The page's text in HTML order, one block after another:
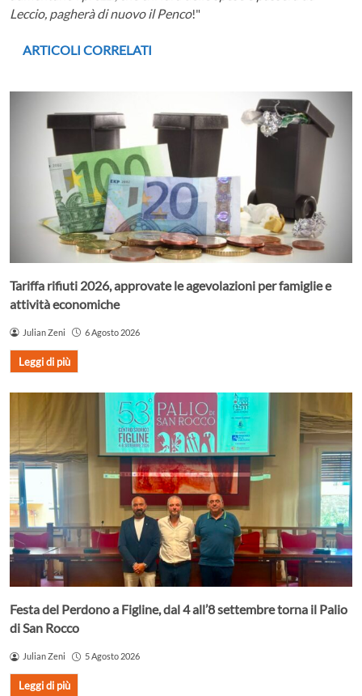
Leccio, pagherà di nuovo il Penco!"
ARTICOLI CORRELATI
Tariffa rifiuti 2026, approvate le agevolazioni per famiglie e
attività economiche
Julian Zeni 6 Agosto 2026
Leggi di più
Festa del Perdono a Figline, dal 4 all’8 settembre torna il Palio
di San Rocco
Julian Zeni 5 Agosto 2026
Leggi di più